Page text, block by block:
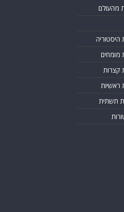
מהעולם
היסטוריה
מומחים
קצרות
ראשיות
תשתית